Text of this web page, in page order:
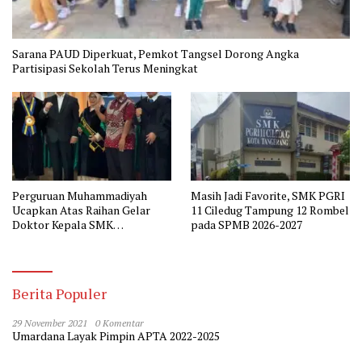
Sarana PAUD Diperkuat, Pemkot Tangsel Dorong Angka
Partisipasi Sekolah Terus Meningkat
Perguruan Muhammadiyah
Ucapkan Atas Raihan Gelar
Doktor Kepala SMK
Masih Jadi Favorite, SMK PGRI
11 Ciledug Tampung 12 Rombel
pada SPMB 2026-2027
Berita Populer
29 November 2021 0 Komentar
Umardana Layak Pimpin APTA 2022-2025